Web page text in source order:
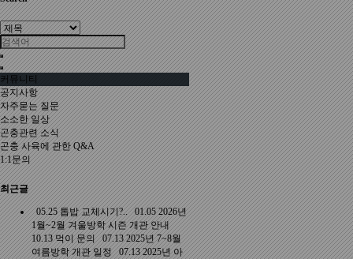
커뮤니티
공지사항
자주묻는 질문
소소한 일상
곤충관련 소식
곤충 사육에 관한 Q&A
1:1문의
최근글
05.25톱밥 교체시기?.. 01.052026년
1월~2월 겨울방학 시즌 개관 안내
10.13먹이 문의 07.132025년 7~8월
여름방학 개관 일정 07.132025년 아